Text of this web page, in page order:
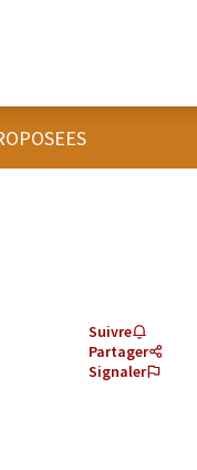
Suivre
Partager
Signaler